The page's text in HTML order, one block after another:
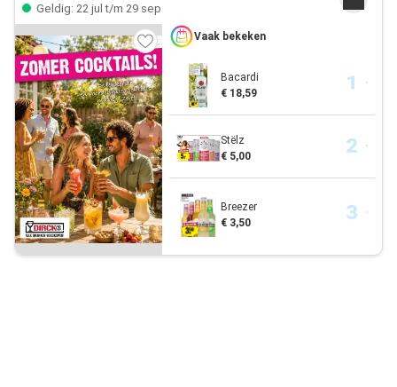
Geldig: 22 jul t/m 29 sep
Vaak bekeken
Bacardi
€ 18,59
Stëlz
€ 5,00
Breezer
€ 3,50